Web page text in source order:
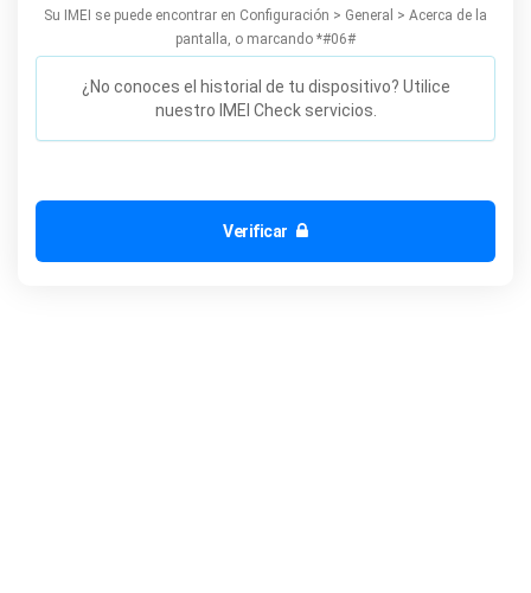
Su IMEI se puede encontrar en Configuración > General > Acerca de la
pantalla, o marcando *#06#
¿No conoces el historial de tu dispositivo? Utilice
nuestro IMEI Check servicios.
Verificar